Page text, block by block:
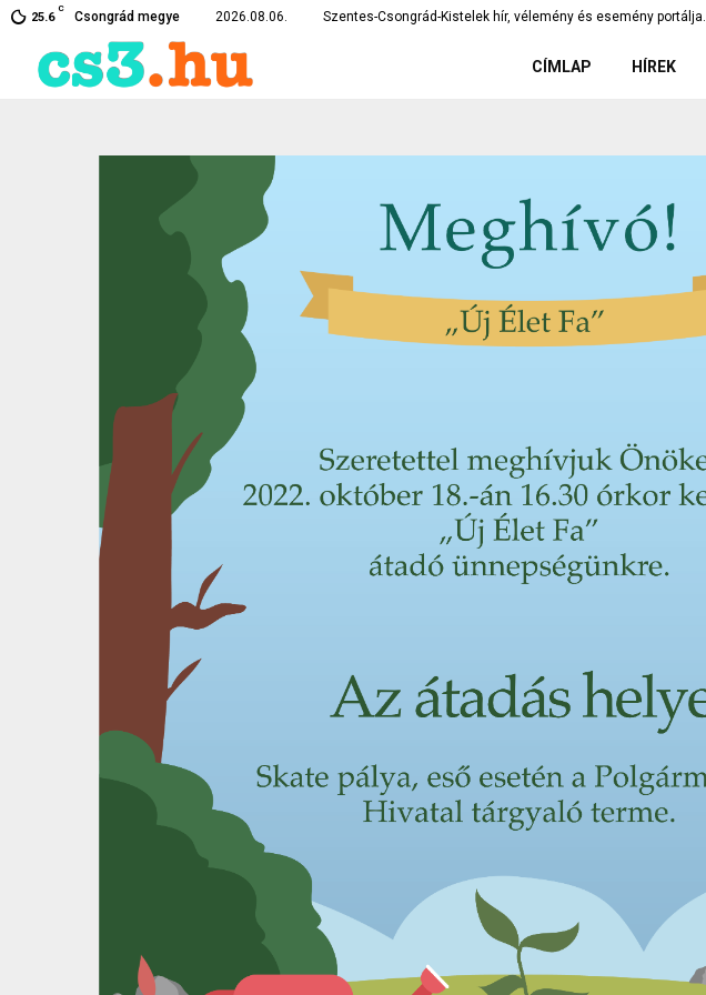
25.6
C
Csongrád megye 2026.08.06. Szentes-Csongrád-Kistelek hír, vélemény és esemény portálja.
–… Eltűnt egy szentesi fiatal – segíts te…
CÍMLAP HÍREK